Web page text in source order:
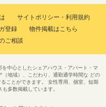
サイトポリシー・利用規約
登録
物件掲載はこちら
ご相談
中心としたシェアハウス・アパート・マ
地域）、こだわり、通勤通学時間な どの
ことができます。 女性専用、個室、短期
多数掲載しています。